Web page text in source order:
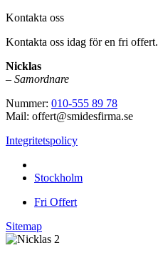
Kontakta oss
Kontakta oss idag för en fri offert.
Nicklas
– Samordnare
Nummer: 010-555 89 78
Mail: offert@smidesfirma.se
Integritetspolicy
Stockholm
Fri Offert
Sitemap